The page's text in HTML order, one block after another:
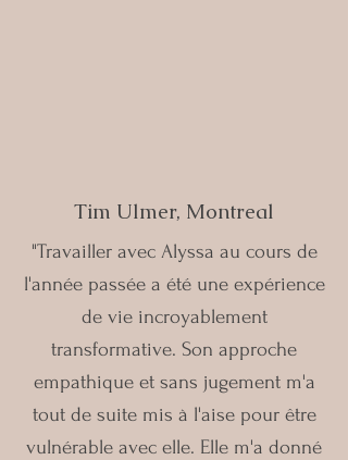
Tim Ulmer, Montreal
"Travailler avec Alyssa au cours de
l'année passée a été une expérience
de vie incroyablement
transformative. Son approche
empathique et sans jugement m'a
tout de suite mis à l'aise pour être
vulnérable avec elle. Elle m'a donné